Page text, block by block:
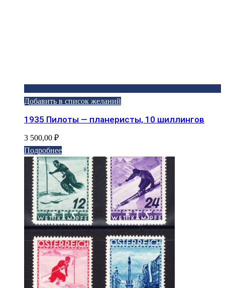
Добавить в список желаний
1935 Пилоты — планеристы, 10 шиллингов
3 500,00 ₽
Подробнее